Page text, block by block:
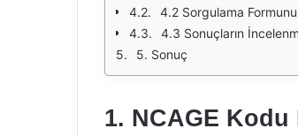
4.2 Sorgulama
4.3 Sonuçların
5. Sonuç
1. NCAGE Kodu